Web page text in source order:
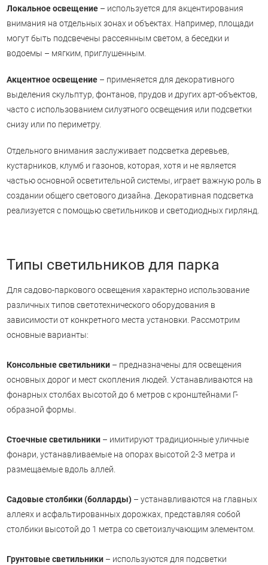
Локальное освещение – используется для акцентирования
внимания на отдельных зонах и объектах. Например, площади
могут быть подсвечены рассеянным светом, а беседки и
водоемы – мягким, приглушенным.
Акцентное освещение – применяется для декоративного
выделения скульптур, фонтанов, прудов и других арт-объектов,
часто с использованием силуэтного освещения или подсветки
снизу или по периметру.
Отдельного внимания заслуживает подсветка деревьев,
кустарников, клумб и газонов, которая, хотя и не является
частью основной осветительной системы, играет важную роль в
создании общего светового дизайна. Декоративная подсветка
реализуется с помощью светильников и светодиодных гирлянд.
Типы светильников для парка
Для садово-паркового освещения характерно использование
различных типов светотехнического оборудования в
зависимости от конкретного места установки. Рассмотрим
основные варианты:
Консольные светильники – предназначены для освещения
основных дорог и мест скопления людей. Устанавливаются на
фонарных столбах высотой до 6 метров с кронштейнами Г-
образной формы.
Стоечные светильники – имитируют традиционные уличные
фонари, устанавливаемые на опорах высотой 2-3 метра и
размещаемые вдоль аллей.
Садовые столбики (болларды) – устанавливаются на главных
аллеях и асфальтированных дорожках, представляя собой
столбики высотой до 1 метра со светоизлучающим элементом.
Грунтовые светильники – используются для подсветки